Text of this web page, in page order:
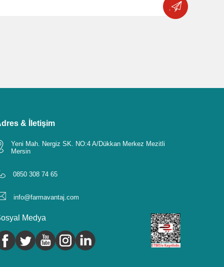
& İletişim
Yeni Mah. Nergiz SK. NO:4 A/Dükkan Merkez Mezitli
Mersin
0850 308 74 65
info@farmavantaj.com
Medya